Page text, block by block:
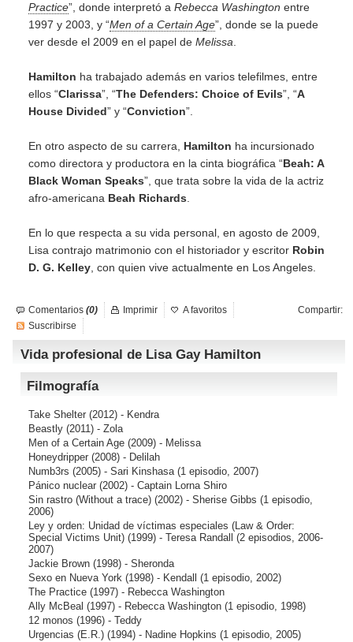
Practice”, donde interpretó a Rebecca Washington entre
1997 y 2003, y “Men of a Certain Age”, donde se la puede
ver desde el 2009 en el papel de Melissa
Hamilton ha trabajado además en varios telefilmes, entre
ellos “Clarissa”, “The Defenders: Choice of Evils”, “A
House Divided” y “Conviction”.
En otro aspecto de su carrera, Hamilton ha incursionado
como directora y productora en la cinta biográfica “Beah: A
Black Woman Speaks”, que trata sobre la vida de la actriz
afro-americana Beah Richards
En lo que respecta a su vida personal, en agosto de 2009,
Lisa contrajo matrimonio con el historiador y escritor Robin
D. G. Kelley , con quien vive actualmente en Los Angeles.
Comentarios (0) Compartir:
Imprimir
A favoritos
Suscribirse
Vida profesional de Lisa Gay Hamilton
Filmografía
Take Shelter (2012) - Kendra
Beastly (2011) - Zola
Men of a Certain Age (2009) - Melissa
Honeydripper (2008) - Delilah
Numb3rs (2005) - Sari Kinshasa (1 episodio, 2007)
Pánico nuclear (2002) - Captain Lorna Shiro
Sin rastro (Without a trace) (2002) - Sherise Gibbs (1 episodio,
2006)
Ley y orden: Unidad de víctimas especiales (Law & Order:
Special Victims Unit) (1999) - Teresa Randall (2 episodios, 2006-
2007)
Jackie Brown (1998) - Sheronda
Sexo en Nueva York (1998) - Kendall (1 episodio, 2002)
The Practice (1997) - Rebecca Washington
Ally McBeal (1997) - Rebecca Washington (1 episodio, 1998)
12 monos (1996) - Teddy
Urgencias (E.R.) (1994) - Nadine Hopkins (1 episodio, 2005)